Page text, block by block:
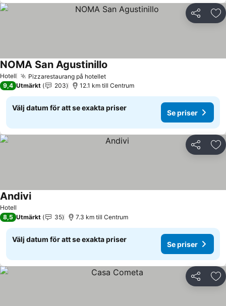
Dela
Hotell Pizzarestaurang på hotellet
NOMA San Agustinillo
9,4 Utmärkt 203 12.1 km till Centrum
Välj datum för att se exakta priser
Se priser
Dela
Hotell
Andivi
8,5 Utmärkt 35 7.3 km till Centrum
Välj datum för att se exakta priser
Se priser
Dela